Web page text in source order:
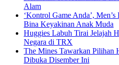
Alam
‘Kontrol Game Anda’,
Bina Keyakinan Anak Muda
Huggies Labuh Tirai Jelajah
Negara di TRX
The Mines Tawarkan Pilihan
Dibuka Disember Ini